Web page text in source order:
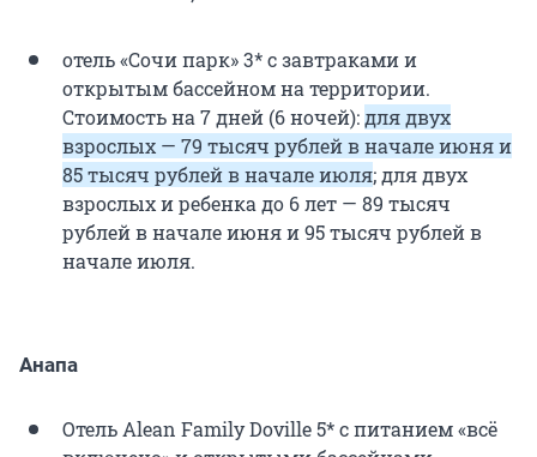
отель «Сочи парк» 3* с завтраками и
открытым бассейном на территории.
Стоимость на 7 дней (6 ночей):для двух
взрослых — 79 тысяч рублей в начале июня и
85 тысяч рублей в начале июля; для двух
взрослых и ребенка до 6 лет — 89 тысяч
рублей в начале июня и 95 тысяч рублей в
начале июля.
Анапа
Отель Alean Family Doville 5* с питанием «всё